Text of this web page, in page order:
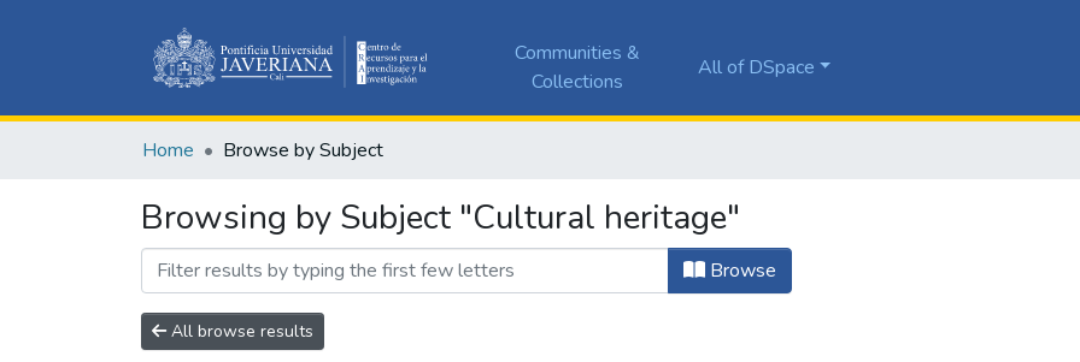
Communities &
Collections
All of DSpace
Home Browse by Subject
Browsing by Subject "Cultural heritage"
Browse
All browse results